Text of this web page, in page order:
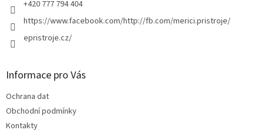
+420 777 794 404
https://www.facebook.com/http://fb.com/merici.pristroje/
epristroje.cz/
Informace pro Vás
Ochrana dat
Obchodní podmínky
Kontakty